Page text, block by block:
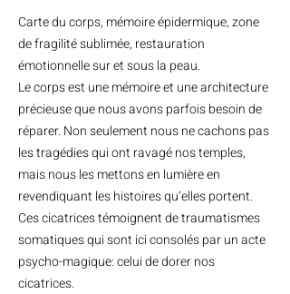
Carte du corps, mémoire épidermique, zone
de fragilité sublimée, restauration
émotionnelle sur et sous la peau.
Le corps est une mémoire et une architecture
précieuse que nous avons parfois besoin de
réparer. Non seulement nous ne cachons pas
les tragédies qui ont ravagé nos temples,
mais nous les mettons en lumière en
revendiquant les histoires qu’elles portent.
Ces cicatrices témoignent de traumatismes
somatiques qui sont ici consolés par un acte
psycho-magique: celui de dorer nos
cicatrices.